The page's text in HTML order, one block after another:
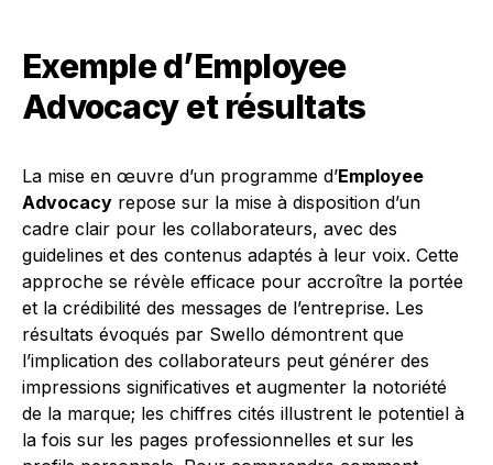
Exemple d’Employee
Advocacy et résultats
La mise en œuvre d’un programme d’Employee
Advocacy repose sur la mise à disposition d’un
cadre clair pour les collaborateurs, avec des
guidelines et des contenus adaptés à leur voix. Cette
approche se révèle efficace pour accroître la portée
et la crédibilité des messages de l’entreprise. Les
résultats évoqués par Swello démontrent que
l’implication des collaborateurs peut générer des
impressions significatives et augmenter la notoriété
de la marque; les chiffres cités illustrent le potentiel à
la fois sur les pages professionnelles et sur les